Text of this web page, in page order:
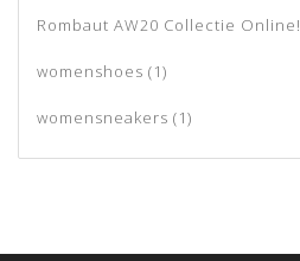
Rombaut AW20 Collectie Online!
womenshoes (1)
womensneakers (1)